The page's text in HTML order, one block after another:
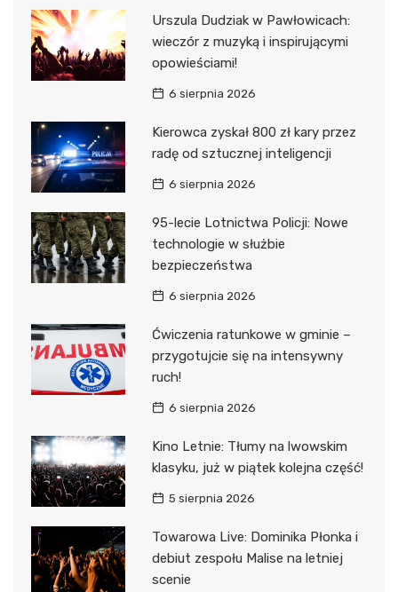
Urszula Dudziak w Pawłowicach:
wieczór z muzyką i inspirującymi
opowieściami!
6 sierpnia 2026
Kierowca zyskał 800 zł kary przez
radę od sztucznej inteligencji
6 sierpnia 2026
95-lecie Lotnictwa Policji: Nowe
technologie w służbie
bezpieczeństwa
6 sierpnia 2026
Ćwiczenia ratunkowe w gminie –
przygotujcie się na intensywny
ruch!
6 sierpnia 2026
Kino Letnie: Tłumy na lwowskim
klasyku, już w piątek kolejna część!
5 sierpnia 2026
Towarowa Live: Dominika Płonka i
debiut zespołu Malise na letniej
scenie